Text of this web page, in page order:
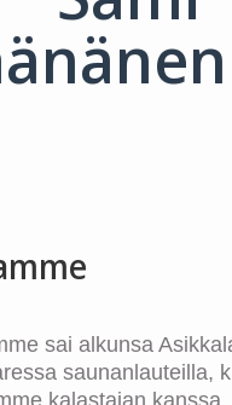
sai alkunsa
saunanlauteilla,
kalastajan kanssa,